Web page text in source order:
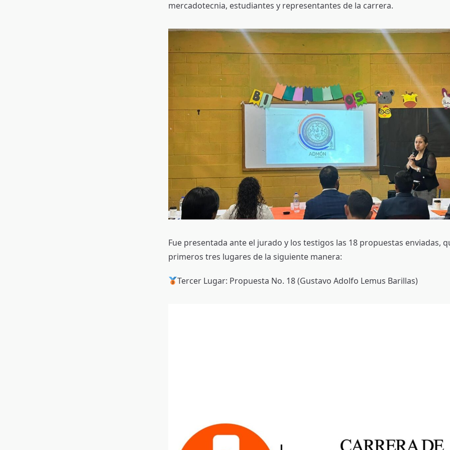
mercadotecnia, estudiantes y representantes de la carrera.
Fue presentada ante el jurado y los testigos las 18 propuestas enviadas,
primeros tres lugares de la siguiente manera:
Tercer Lugar: Propuesta No. 18 (Gustavo Adolfo Lemus Barillas)